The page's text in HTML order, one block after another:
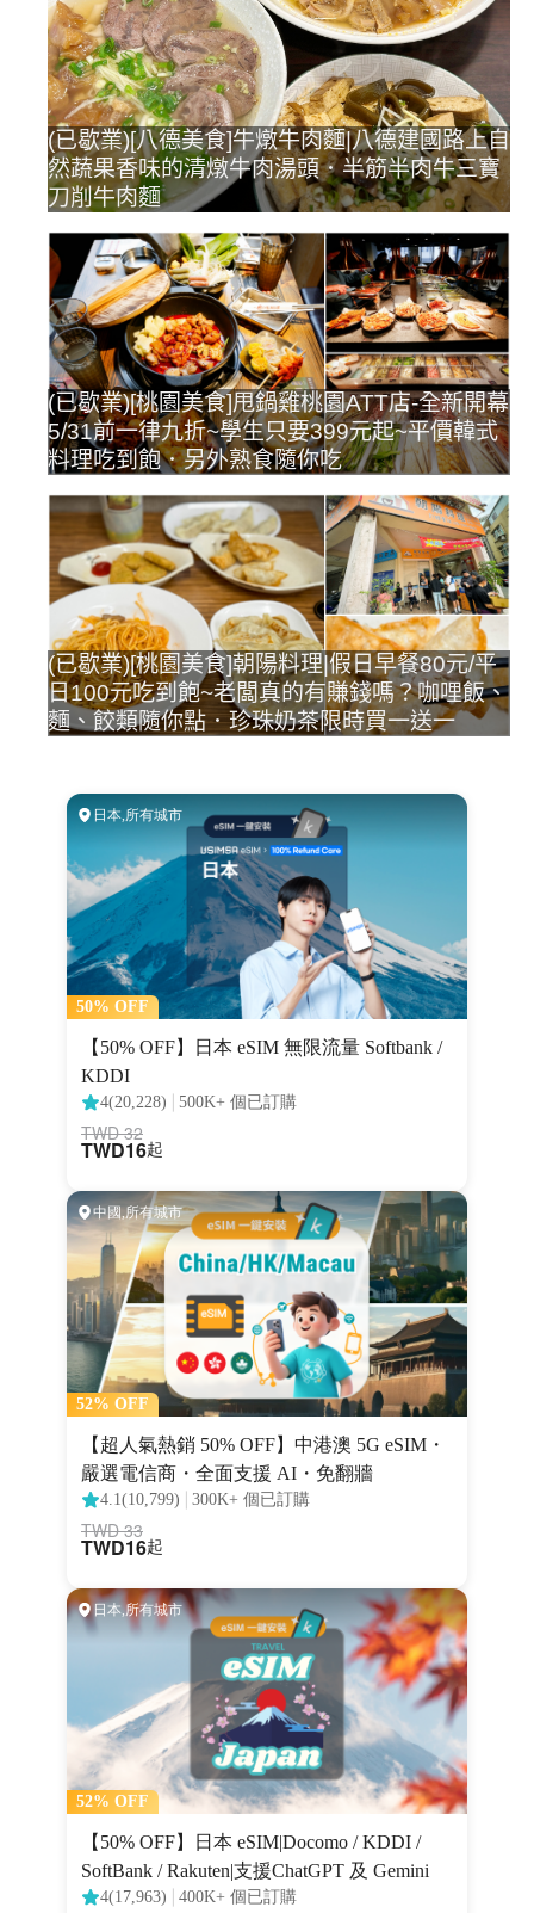
(已歇業)[八德美食]牛燉牛肉麵|八德建國路上自
然蔬果香味的清燉牛肉湯頭．半筋半肉牛三寶
刀削牛肉麵
(已歇業)[桃園美食]甩鍋雞桃園ATT店-全新開幕
5/31前一律九折~學生只要399元起~平價韓式
料理吃到飽．另外熟食隨你吃
(已歇業)[桃園美食]朝陽料理|假日早餐80元/平
日100元吃到飽~老闆真的有賺錢嗎？咖哩飯、
麵、餃類隨你點．珍珠奶茶限時買一送一